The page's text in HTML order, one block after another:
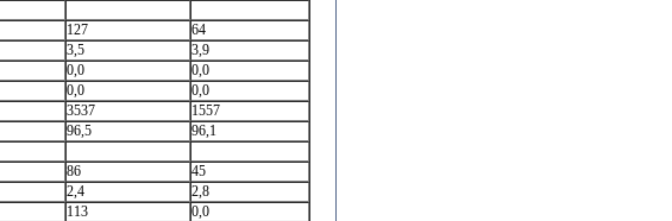
127
64
3,5
3,9
0,0
0,0
0,0
0,0
3537
1557
96,5
96,1
86
45
2,4
2,8
113
0,0